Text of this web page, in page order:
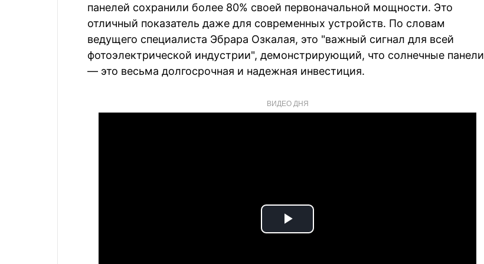
панелей сохранили более 80% своей первоначальной мощности. Это
отличный показатель даже для современных устройств. По словам
ведущего специалиста Эбрара Озкалая, это "важный сигнал для всей
фотоэлектрической индустрии", демонстрирующий, что солнечные панели
— это весьма долгосрочная и надежная инвестиция.
ВИДЕО ДНЯ
Play